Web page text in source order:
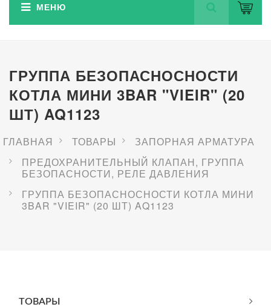
ГРУППА БЕЗОПАСНОСНОСТИ
КОТЛА МИНИ 3BAR "VIEIR" (20
ШТ) AQ1123
ГЛАВНАЯ ТОВАРЫ
ЗАПОРНАЯ АРМАТУРА
ПРЕДОХРАНИТЕЛЬНЫЙ КЛАПАН, ГРУППА
БЕЗОПАСНОСТИ, РЕЛЕ ДАВЛЕНИЯ
ГРУППА БЕЗОПАСНОСНОСТИ КОТЛА МИНИ
3BAR "VIEIR" (20 ШТ) AQ1123
ТОВАРЫ